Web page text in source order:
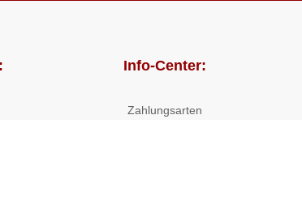
Info-Center:
Zahlungsarten